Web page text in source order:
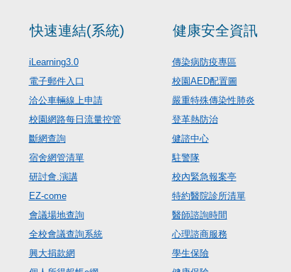
快速連結(系統)
iLearning3.0
電子郵件入口
洽公車輛線上申請
校園網路每日流量控管
斷網查詢
宿舍網管清單
研討會.演講
EZ-come
會議場地查詢
全校會議查詢系統
興大捐款網
健康安全資訊
傳染病防疫專區
校園AED配置圖
嚴重特殊傳染性肺炎
登革熱防治
健諮中心
駐警隊
校內緊急報案亭
特約醫院診所清單
醫師諮詢時間
心理諮商服務
學生保險